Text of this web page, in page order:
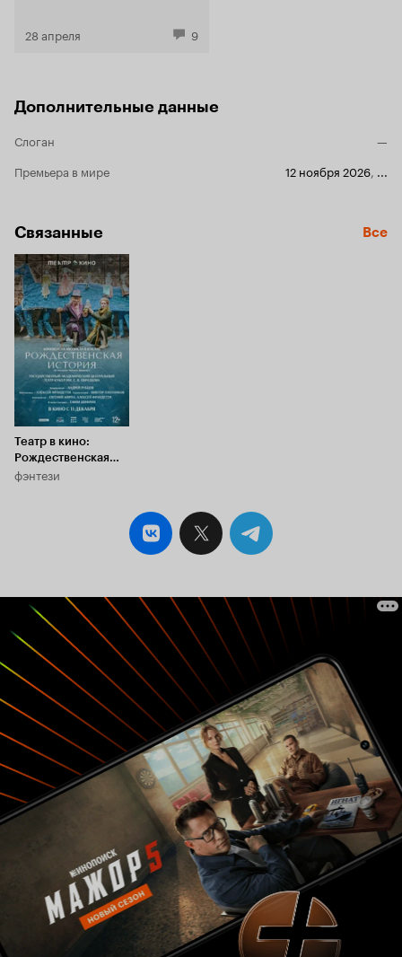
28 апреля 9
Дополнительные данные
Слоган
—
Премьера в мире
12 ноября 2026
Связанные Все
Театр в кино:
Рождественская
история
фэнтези